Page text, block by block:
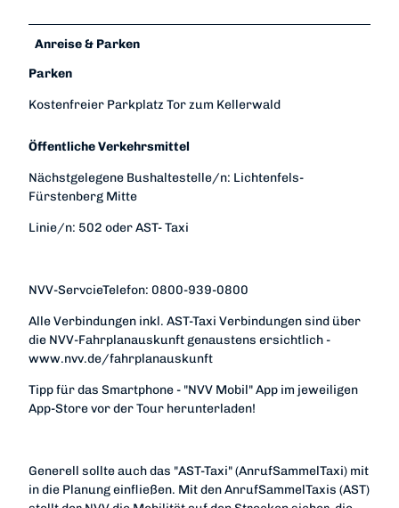
Anreise & Parken
Parken
Kostenfreier Parkplatz Tor zum Kellerwald
Öffentliche Verkehrsmittel
Nächstgelegene Bushaltestelle/n: Lichtenfels-
Fürstenberg Mitte
Linie/n: 502 oder AST- Taxi
NVV-ServcieTelefon: 0800-939-0800
Alle Verbindungen inkl. AST-Taxi Verbindungen sind über
die NVV-Fahrplanauskunft genaustens ersichtlich -
www.nvv.de/fahrplanauskunft
Tipp für das Smartphone - "NVV Mobil" App im jeweiligen
App-Store vor der Tour herunterladen!
Generell sollte auch das "AST-Taxi" (AnrufSammelTaxi) mit
in die Planung einfließen. Mit den AnrufSammelTaxis (AST)